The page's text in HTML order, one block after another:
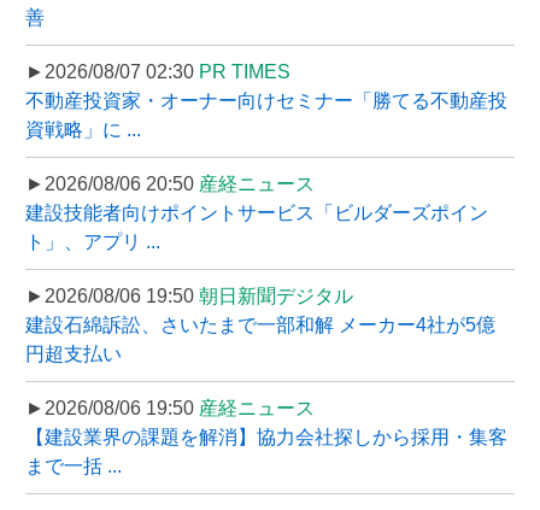
善
►2026/08/07 02:30 PR TIMES
不動産投資家・オーナー向けセミナー「勝てる不動産投
資戦略」に ...
►2026/08/06 20:50 産経ニュース
建設技能者向けポイントサービス「ビルダーズポイン
ト」、アプリ ...
►2026/08/06 19:50 朝日新聞デジタル
建設石綿訴訟、さいたまで一部和解 メーカー4社が5億
円超支払い
►2026/08/06 19:50 産経ニュース
【建設業界の課題を解消】協力会社探しから採用・集客
まで一括 ...